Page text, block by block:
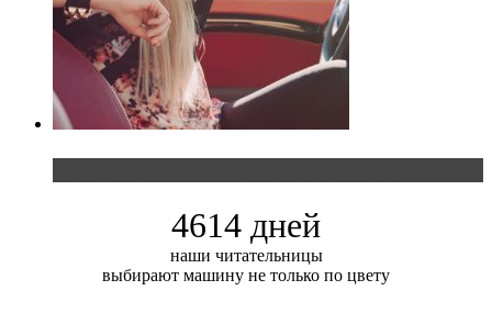
4614 дней
наши читательницы
выбирают машину не только по цвету